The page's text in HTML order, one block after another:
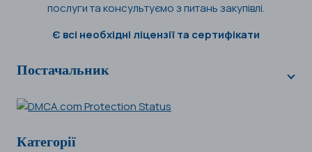
послуги та консультуємо з питань закупівлі.
Є всі необхідні ліцензії та сертифікати
Постачальник
Категорії